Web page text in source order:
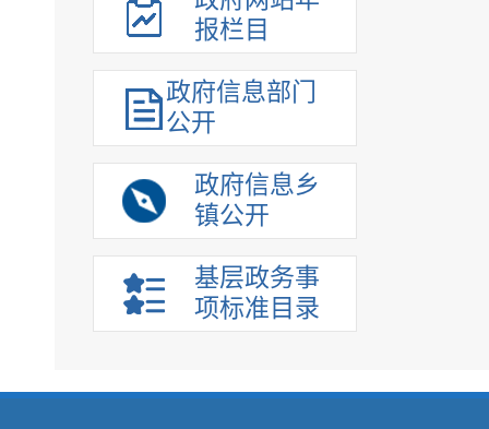
报栏目
政府信息部门
公开
政府信息乡
镇公开
基层政务事
项标准目录